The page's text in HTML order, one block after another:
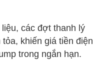
các đợt thanh lý
khiến giá tiền điện
trong ngắn hạn.